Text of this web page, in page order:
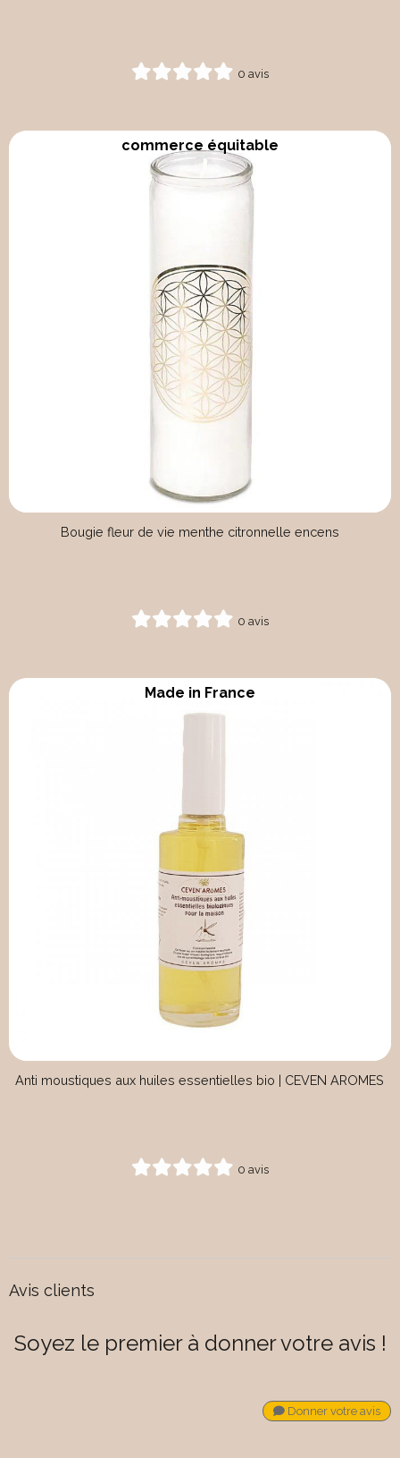
0 avis
Bougie fleur de vie menthe citronnelle encens
0 avis
commerce équitable
Anti moustiques aux huiles essentielles bio | CEVEN AROMES
0 avis
Made in France
Avis clients
Soyez le premier à donner votre avis !
Donner votre avis